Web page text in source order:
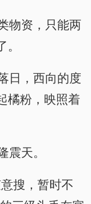
物资，只能两
日，西向的度
橘粉，映照着
震天。
搜，暂时不